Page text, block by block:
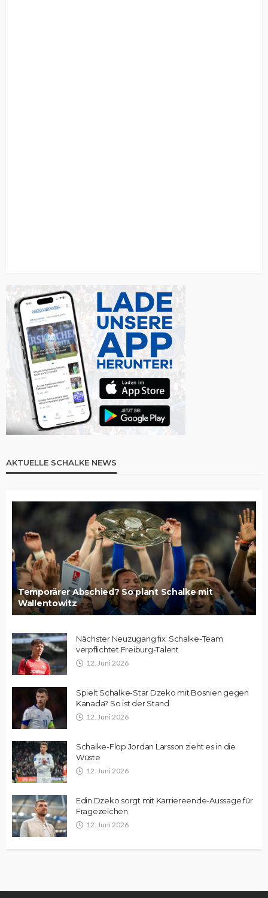
AKTUELLE SCHALKE NEWS
Temporärer Abschied? So plant Schalke mit
Wallentowitz
Nächster Neuzugang fix: Schalke-Team
verpflichtet Freiburg-Talent
12. Juni 2026
Spielt Schalke-Star Dzeko mit Bosnien gegen
Kanada? So ist der Stand
12. Juni 2026
Schalke-Flop Jordan Larsson zieht es in die
Wüste
12. Juni 2026
Edin Dzeko sorgt mit Karriereende-Aussage für
Fragezeichen
12. Juni 2026